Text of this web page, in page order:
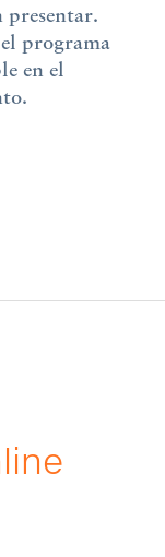
presentar.
programa
en el